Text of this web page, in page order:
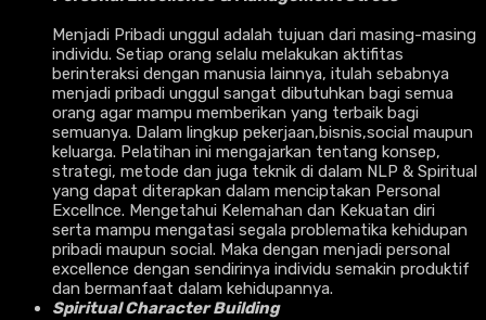
Menjadi Pribadi unggul adalah tujuan dari masing-masing
individu. Setiap orang selalu melakukan aktifitas
berinteraksi dengan manusia lainnya, itulah sebabnya
menjadi pribadi unggul sangat dibutuhkan bagi semua
orang agar mampu memberikan yang terbaik bagi
semuanya. Dalam lingkup pekerjaan,bisnis,social maupun
keluarga. Pelatihan ini mengajarkan tentang konsep,
strategi, metode dan juga teknik di dalam NLP & Spiritual
yang dapat diterapkan dalam menciptakan Personal
Excellnce. Mengetahui Kelemahan dan Kekuatan diri
serta mampu mengatasi segala problematika kehidupan
pribadi maupun social. Maka dengan menjadi personal
excellence dengan sendirinya individu semakin produktif
dan bermanfaat dalam kehidupannya.
Spiritual Character Building